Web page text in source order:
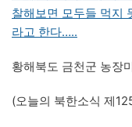
찰해보면 모두들 먹지
라고 한다…..
황해북도 금천군 농장
(오늘의 북한소식 제